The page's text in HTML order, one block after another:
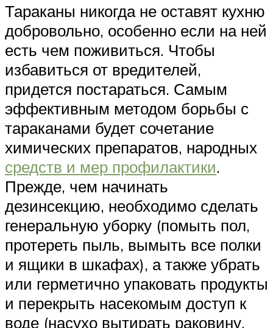
Тараканы никогда не оставят кухню
добровольно, особенно если на ней
есть чем поживиться. Чтобы
избавиться от вредителей,
придется постараться. Самым
эффективным методом борьбы с
тараканами будет сочетание
химических препаратов, народных
средств и мер профилактики.
Прежде, чем начинать
дезинсекцию, необходимо сделать
генеральную уборку (помыть пол,
протереть пыль, вымыть все полки
и ящики в шкафах), а также убрать
или герметично упаковать продукты
и перекрыть насекомым доступ к
воде (насухо вытирать раковину,